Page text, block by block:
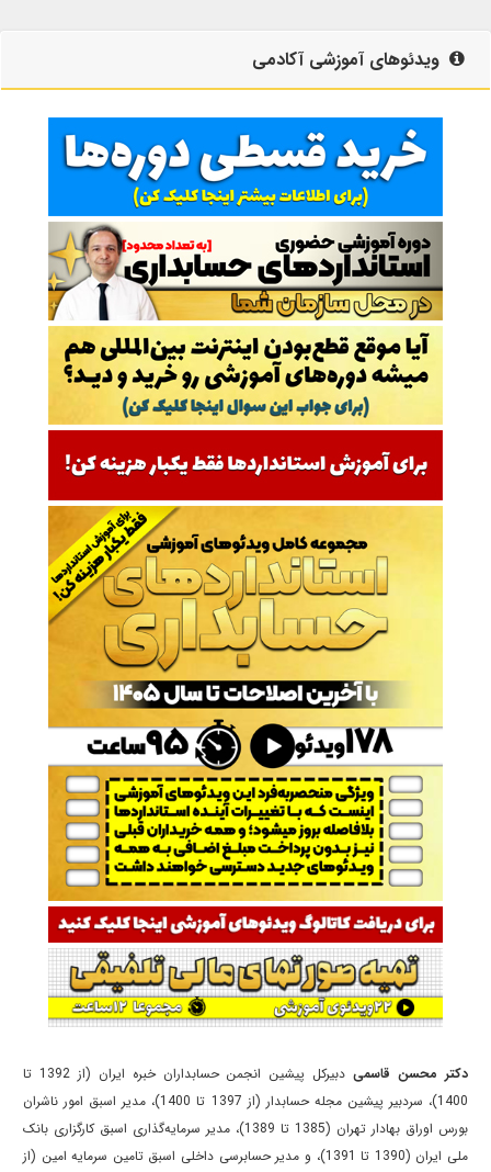
ویدئوهای آموزشی آکادمی
دکتر محسن قاسمی
دبیرکل پیشین انجمن حسابداران خبره ایران (از 1392 تا
1400)، سردبیر پیشین مجله حسابدار (از 1397 تا 1400)، مدیر اسبق امور ناشران
بورس اوراق بهادار تهران (1385 تا 1389)، مدیر سرمایه‌گذاری اسبق کارگزاری بانک
ملی ایران (1390 تا 1391)، و مدیر حسابرسی داخلی اسبق تامین سرمایه امین (از